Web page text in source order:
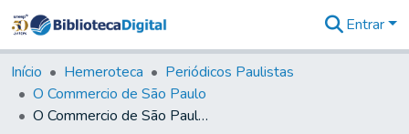
&
Coleções
Tudo na
Biblioteca
Entrar
Início Hemeroteca
Periódicos Paulistas
O Commercio de São Paulo
O Commercio de São Paulo, 1906, Ano XIV, n. 4650